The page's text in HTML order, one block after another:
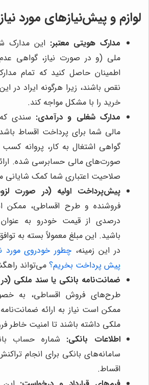
لوازم و پیش‌نیازهای مورد نیاز
مدارک هویتی معتبر: این مدارک
ملی (و در صورت نیاز، گواهی
اطمینان حاصل کنید که تمام
نقص باشند، زیرا هرگونه ایراد در
خرید را با مشکل مواجه کند.
مدارک شغلی و درآمدی: سندی
مالی شما برای پرداخت اقساط
گواهی اشتغال به کار، پروانه
صورت‌های مالی حسابرسی شده.
صلاحیت اعتباری شما کمک شایانی
پیش‌پرداخت اولیه (در صورت
فروشنده و طرح اقساطی، ممکن
درصدی از قیمت خودرو به
باشید. این مبلغ معمولاً بسته به
در این زمینه، چطور خودروی مورد
پیش پرداخت بخریم؟ می‌تواند
ضمانت‌نامه بانکی یا سند ملکی
طرح‌های فروش اقساطی، به
ممکن است نیاز به ارائه ضمانت‌نامه
ملکی داشته باشند تا امنیت خاطر
اطلاعات بانکی: شماره حساب
سامانه‌های بانکی برای انجام
اقساط.